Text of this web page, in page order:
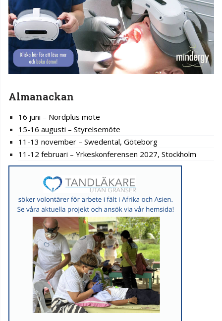
Almanackan
16 juni – Nordplus möte
15-16 augusti – Styrelsemöte
11-13 november – Swedental, Göteborg
11-12 februari – Yrkeskonferensen 2027, Stockholm